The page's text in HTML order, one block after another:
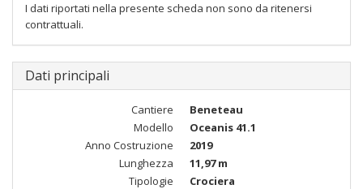
I dati riportati nella presente scheda non sono da ritenersi
contrattuali.
Dati principali
Cantiere
Beneteau
Modello
Oceanis 41.1
Anno Costruzione
2019
Lunghezza
11,97 m
Tipologie
Crociera